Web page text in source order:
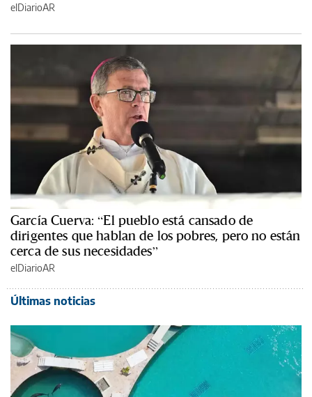
elDiarioAR
García Cuerva: “El pueblo está cansado de
dirigentes que hablan de los pobres, pero no están
cerca de sus necesidades”
elDiarioAR
Últimas noticias